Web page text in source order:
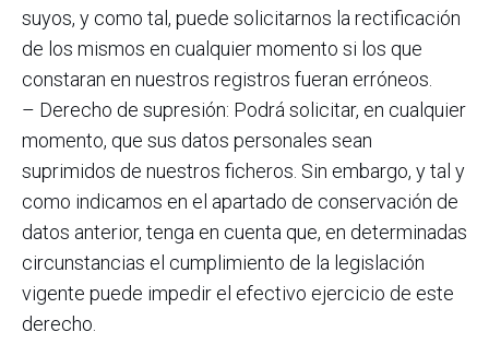
suyos, y como tal, puede solicitarnos la rectificación
de los mismos en cualquier momento si los que
constaran en nuestros registros fueran erróneos.
– Derecho de supresión: Podrá solicitar, en cualquier
momento, que sus datos personales sean
suprimidos de nuestros ficheros. Sin embargo, y tal y
como indicamos en el apartado de conservación de
datos anterior, tenga en cuenta que, en determinadas
circunstancias el cumplimiento de la legislación
vigente puede impedir el efectivo ejercicio de este
derecho.